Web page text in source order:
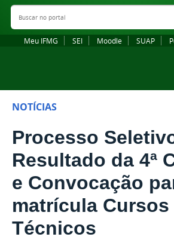
Buscar no portal
Meu IFMG SEI Moodle SUAP
NOTÍCIAS
Processo
Resultado da 4ª
e Convocação
matrícula Cursos
Técnicos